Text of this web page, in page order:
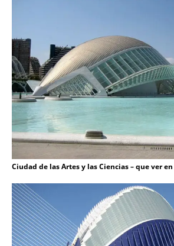
Ciudad de las Artes y las Ciencias – que ver